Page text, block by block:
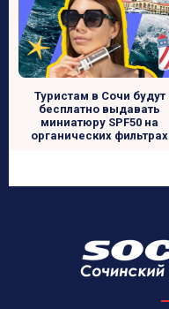
Туристам в Сочи будут
бесплатно выдавать
миниатюру SPF50 на
органических фильтрах